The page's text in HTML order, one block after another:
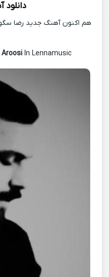
هم اکنون آهنگ جدید رضا
In Lennamusic